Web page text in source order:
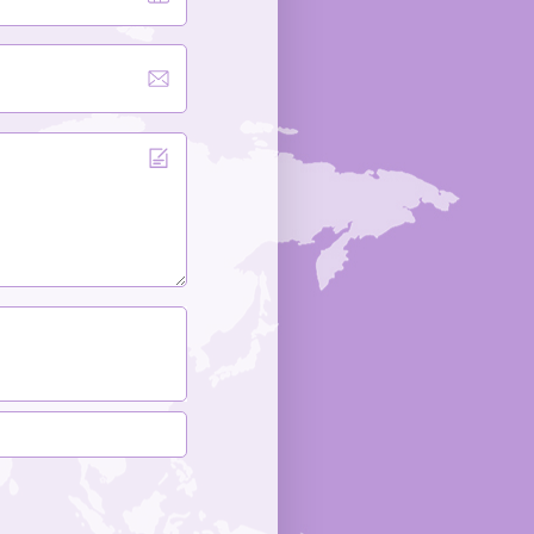
отклеиваются во влажной обстановке ванной
покрытие: От однотонных непрозрачных оттенков до
полупрозрачных градиентов, отражающих
цветовую палитру вашего бренда. 4. Устойчивое
развитие: выбор профессионаловСовременные
становятся все более «экологически сознательными».
Стекло — это... бесконечно перерабатываемыйЭто
делает его идеальным выбором для брендов,
окружающую среду, не жертвуя при этом своим
многоразовые и на 100% пригодные для
сотрудничать с Lisson Glass Bottle?Как
руководство по оптовой торговле, созданное с
использованием знаний из лучших источников
производитель косметической упаковки Lisson,
своими более чем 15 производственными
и обширными услугами по
персонализации печати логотипов, расскажет вам о
основных типах, материалах и стилях стеклянных
ключевых факторах, которые следует учитывать при
выборе надежного поставщика. 1. Типы стеклянных
для косметических средствРазные
косметические формулы требуют разного дизайна
роскошный внешний вид, что делает их идеальными
для высококачественных средств по уходу за кожей и
косметики.Ниже представлены наиболее